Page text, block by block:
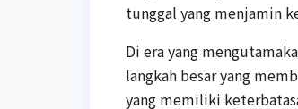
tunggal yang menjamin
Di era yang
langkah besar yang
yang memiliki